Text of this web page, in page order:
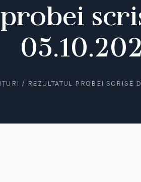
/ REZULTATUL PROBEI SCRISE